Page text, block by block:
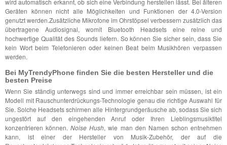
wird automatisch erkannt, ob sich eine Verbindung herstellen lässt. Bei älteren
Geräten können nicht alle Möglichkeiten und Funktionen der 4.0-Version
genutzt werden.Zusätzliche Mikrofone im Ohrstöpsel verbessern zusätzlich das
übertragene Audiosignal, womit Bluetooth Headsets eine reine und
hochwertige Qualität des Sounds liefern. So können Sie sicher sein, dass Sie
kein Wort beim Telefonieren oder keinen Beat beim Musikhören verpassen
werden.
Bei MyTrendyPhone finden Sie die besten Hersteller und die
besten Preise
Wenn Sie ständig unterwegs sind und immer erreichbar sein müssen, ist ein
Modell mit Rauschunterdrückungs-Technologie genau die richtige Auswahl für
Sie. Solche Headsets schirmen alle Hintergrundgeräusche ab, sodass Sie sich
ungestört auf den eingehenden Anruf oder Ihren Lieblingsmusiktitel
konzentrieren können.Noise Hush, wie man den Namen schon entnehmen
kann, ist einer der Hersteller von Musik-Zubehör, der auf die